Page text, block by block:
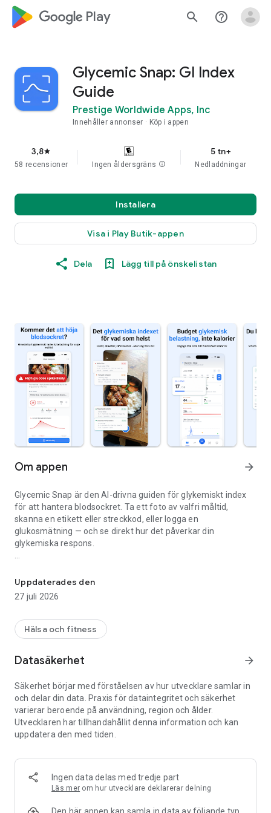
google_logo Play search help_outline
Glycemic Snap: GI Index
Guide
Prestige Worldwide Apps, Inc
Innehåller annonser Köp i appen
3,8star
58 recensioner Ingen åldersgräns info
5 tn+
Nedladdningar
Installera
Visa i Play Butik-appen
Dela Lägg till på önskelistan
Om appen arrow_forward
Glycemic Snap är den AI-drivna guiden för glykemiskt index
för att hantera blodsockret. Ta ett foto av valfri måltid,
skanna en etikett eller streckkod, eller logga en
glukosmätning — och se direkt hur det påverkar din
glykemiska respons.
Logga varje måltid på ett ställe. Följ daglig glykemisk
belastning, genomsnittligt GI, nettokolhydrater, fiber, socker
och valfria näringsämnen mot personliga mål.
▶ BLODSOCKERSPÅRNING (NYTT I 5.4)
(fastande, före/efter måltid, läggdags) och se dina trender i
håller dig stabil.
▶ SKANNA VILKEN MÅLTID SOM HELST
Rikta kameran mot tallriken. På sekunder ser du glykemiskt
index, glykemisk belastning och en prognostiserad
▶ SKANNA ETIKETTER & STRECKKODER
Skanna valfri näringsdeklaration eller streckkod för
förpackade livsmedel, kosttillskott och allt med streckkod.
Uppdaterades den
27 juli 2026
Hälsa och fitness
Datasäkerhet arrow_forward
Säkerhet börjar med förståelsen av hur utvecklare samlar in
och delar din data. Praxis för dataintegritet och säkerhet
varierar beroende på användning, region och ålder.
Utvecklaren har tillhandahållit denna information och kan
uppdatera den med tiden.
Ingen data delas med tredje part
Läs mer om hur utvecklare deklarerar delning